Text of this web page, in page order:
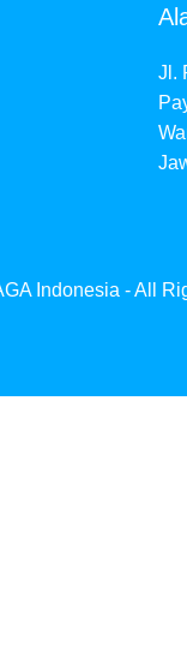
Jl.
Indonesia - All